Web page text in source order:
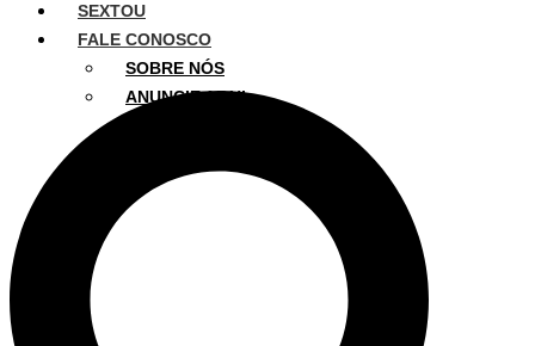
SEXTOU
FALE CONOSCO
SOBRE NÓS
ANUNCIE AQUI